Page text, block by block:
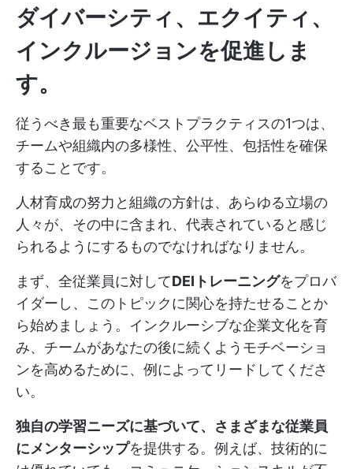
ダイバーシティ、エクイティ、
インクルージョンを促進しま
す。
従うべき最も重要なベストプラクティスの1つは、
チームや組織内の多様性、公平性、包括性を確保
することです。
人材育成の努力と組織の方針は、あらゆる立場の
人々が、その中に含まれ、代表されていると感じ
られるようにするものでなければなりません。
まず、全従業員に対してDEIトレーニングをプロバ
イダーし、このトピックに関心を持たせることか
ら始めましょう。インクルーシブな企業文化を育
み、チームがあなたの後に続くようモチベーショ
ンを高めるために、例によってリードしてくださ
い。
独自の学習ニーズに基づいて、さまざまな従業員
にメンターシップを提供する。例えば、技術的に